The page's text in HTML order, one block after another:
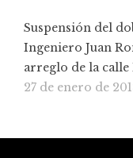
Suspensión del
Ingeniero Juan
arreglo de la calle
27 de enero de